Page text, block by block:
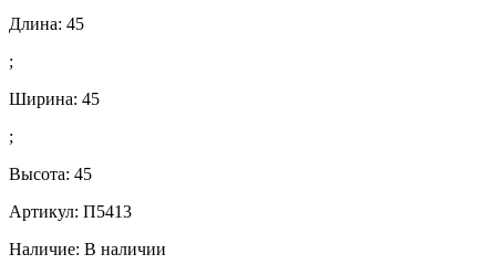
Длина: 45
;
Ширина: 45
;
Высота: 45
Артикул: П5413
Наличие: В наличии